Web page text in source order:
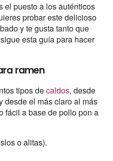
el puesto a los auténticos
probar este delicioso
y te gusta tanto que
esta guía para hacer
ramen
tipos decaldos, desde
desde el más claro al más
fácil a base de pollo pon a
o alitas).